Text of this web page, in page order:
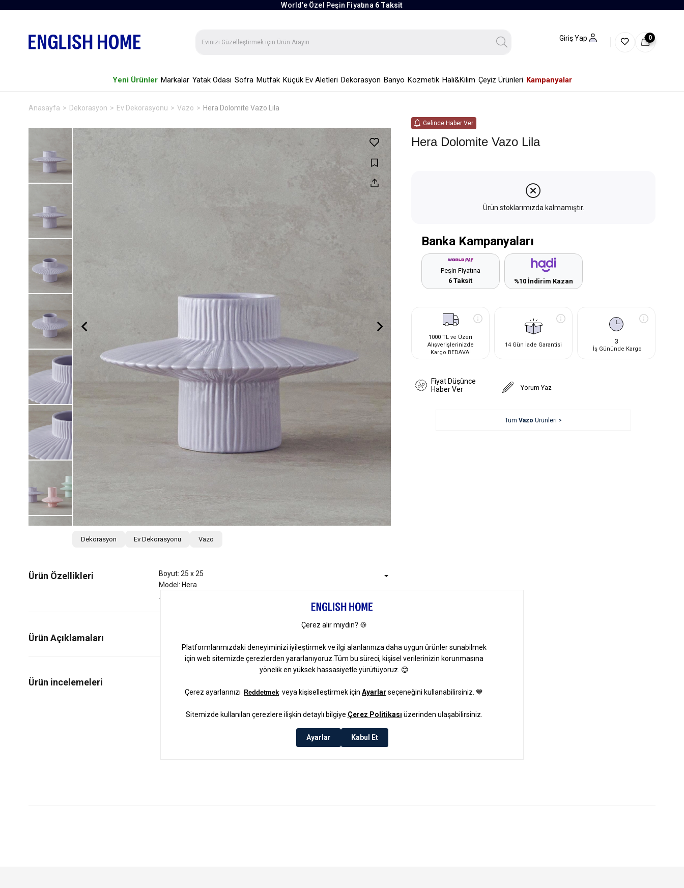
World’e Özel Peşin Fiyatına 6 Taksit
Giriş Yap 0
Yeni Ürünler Markalar Yatak Odası Sofra Mutfak Küçük Ev Aletleri Dekorasyon Banyo Kozmetik Halı&Kilim Çeyiz Ürünleri Kampanyalar
Anasayfa Dekorasyon Ev Dekorasyonu Vazo Hera Dolomite Vazo Lila
Dekorasyon Ev Dekorasyonu Vazo
Ürün Özellikleri
Boyut: 25 x 25
Model: Hera
Ürün Açıklamaları
Gelince Haber Ver
Hera Dolomite Vazo Lila
Ürün stoklarımızda kalmamıştır.
Banka Kampanyaları
Peşin Fiyatına
6 Taksit
%10 İndirim Kazan
1000 TL ve Üzeri
Alışverişlerinizde
Kargo BEDAVA!
14 Gün İade Garantisi 3
İş Gününde Kargo
Fiyat Düşünce
Haber Ver
Yorum Yaz
Tüm Vazo Ürünleri >